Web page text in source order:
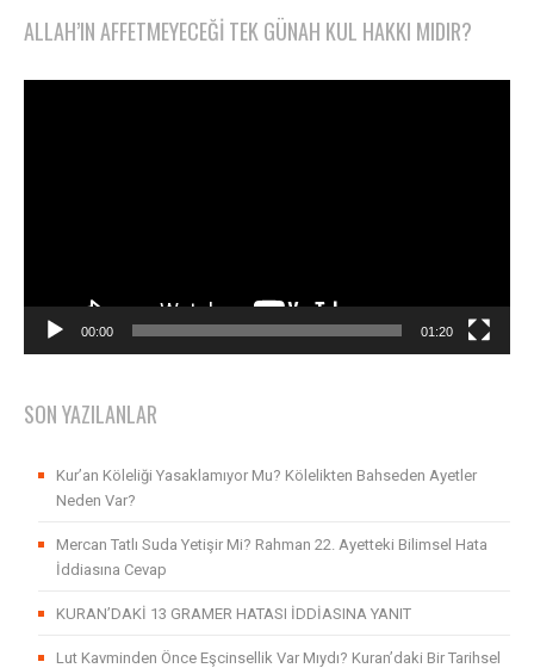
ALLAH’IN AFFETMEYECEĞI TEK GÜNAH KUL HAKKI MIDIR?
00:00 01:20
SON YAZILANLAR
Kur’an Köleliği Yasaklamıyor Mu? Kölelikten Bahseden Ayetler
Neden Var?
Mercan Tatlı Suda Yetişir Mi? Rahman 22. Ayetteki Bilimsel Hata
İddiasına Cevap
KURAN’DAKİ 13 GRAMER HATASI İDDİASINA YANIT
Lut Kavminden Önce Eşcinsellik Var Mıydı? Kuran’daki Bir Tarihsel